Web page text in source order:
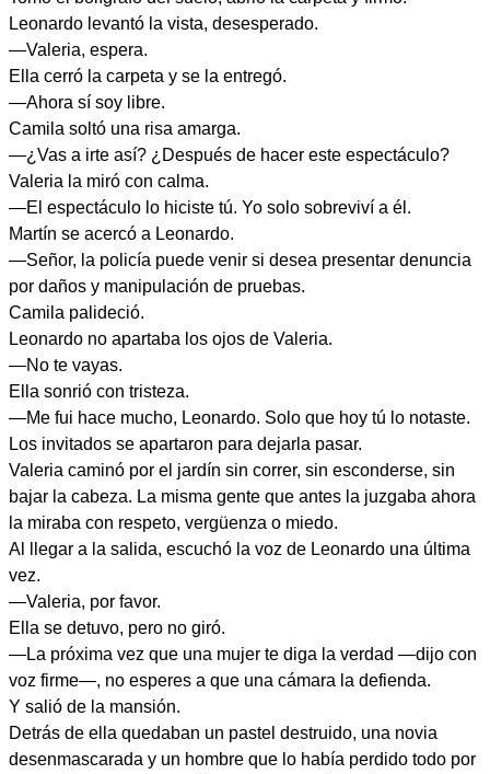
Leonardo levantó la vista, desesperado.
—Valeria, espera.
Ella cerró la carpeta y se la entregó.
—Ahora sí soy libre.
Camila soltó una risa amarga.
—¿Vas a irte así? ¿Después de hacer este espectáculo?
Valeria la miró con calma.
—El espectáculo lo hiciste tú. Yo solo sobreviví a él.
Martín se acercó a Leonardo.
—Señor, la policía puede venir si desea presentar denuncia
por daños y manipulación de pruebas.
Camila palideció.
Leonardo no apartaba los ojos de Valeria.
—No te vayas.
Ella sonrió con tristeza.
—Me fui hace mucho, Leonardo. Solo que hoy tú lo notaste.
Los invitados se apartaron para dejarla pasar.
Valeria caminó por el jardín sin correr, sin esconderse, sin
bajar la cabeza. La misma gente que antes la juzgaba ahora
la miraba con respeto, vergüenza o miedo.
Al llegar a la salida, escuchó la voz de Leonardo una última
vez.
—Valeria, por favor.
Ella se detuvo, pero no giró.
—La próxima vez que una mujer te diga la verdad —dijo con
voz firme—, no esperes a que una cámara la defienda.
Y salió de la mansión.
Detrás de ella quedaban un pastel destruido, una novia
desenmascarada y un hombre que lo había perdido todo por